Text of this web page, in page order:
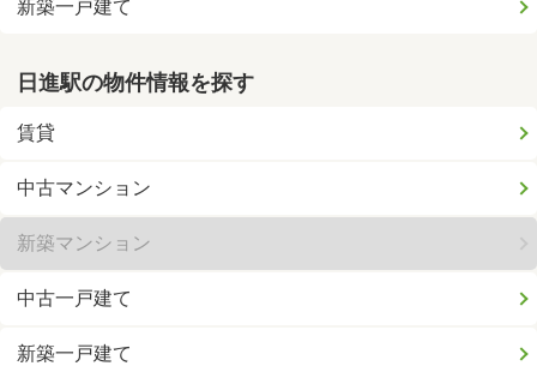
新築一戸建て
日進駅の物件情報を探す
賃貸
中古マンション
新築マンション
中古一戸建て
新築一戸建て